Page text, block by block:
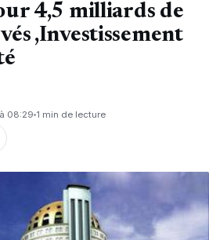
4,5 milliards de
,Investissement
08:29 1 min de lecture